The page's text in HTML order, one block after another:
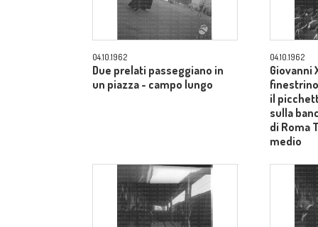
04.10.1962
Due prelati passeggiano in
un piazza - campo lungo
04.10.1962
Giovanni
il
sulla
di Roma
medio